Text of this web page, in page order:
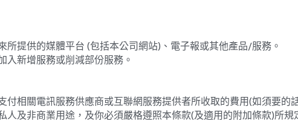
所提供的媒體平台 (包括本公司網站)、電子報或其他產品/服務。
入新增服務或削減部份服務。
相關電訊服務供應商或互聯網服務提供者所收取的費用(如須要的話
人及非商業用途，及你必須嚴格遵照本條款(及適用的附加條款)所規